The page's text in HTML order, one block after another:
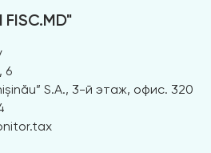
6
S.A., 3-й этаж, офис. 320